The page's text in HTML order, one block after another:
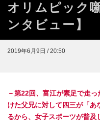
オリムピック
ンタビュー】
2019年6月9日 / 20:50
－第22回、富江が素足で走
けた父兄に対して四三が「
るから、女子スポーツが普及